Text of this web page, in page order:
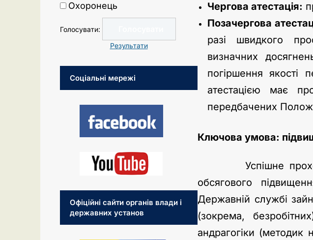
Чергова атестація:
Позачергова
разі швидкого
визначних
погіршення якості
атестацією має
передбачених
Ключова умова:
Успішне
обсягового
Державній службі
(зокрема,
андрагогіки (методик
Охоронець
Голосувати:
Результати
Соціальні мережі
Офіційні сайти органів влади і
державних установ